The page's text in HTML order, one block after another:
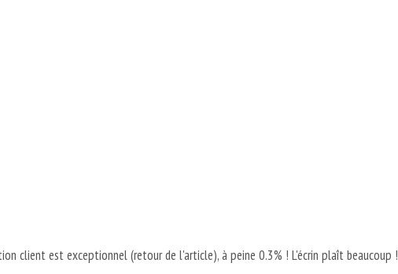
client est exceptionnel (retour de l'article), à peine 0.3% ! L'écrin plaît beaucoup !